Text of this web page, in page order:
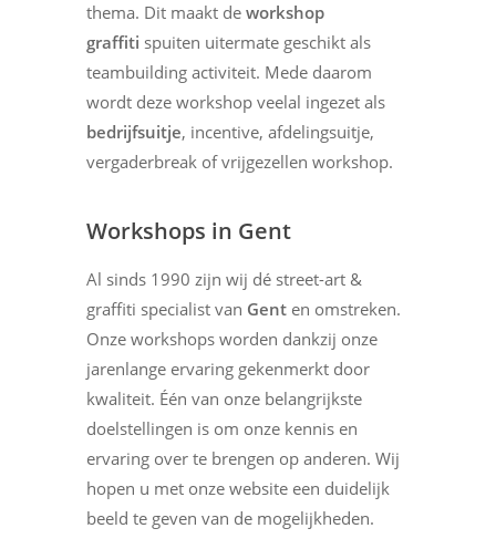
thema. Dit maakt de workshop
graffiti spuiten uitermate geschikt als
teambuilding activiteit. Mede daarom
wordt deze workshop veelal ingezet als
bedrijfsuitje, incentive, afdelingsuitje,
vergaderbreak of vrijgezellen workshop.
Workshops in Gent
Al sinds 1990 zijn wij dé street-art &
graffiti specialist van Genten omstreken.
Onze workshops worden dankzij onze
jarenlange ervaring gekenmerkt door
kwaliteit. Één van onze belangrijkste
doelstellingen is om onze kennis en
ervaring over te brengen op anderen. Wij
hopen u met onze website een duidelijk
beeld te geven van de mogelijkheden.